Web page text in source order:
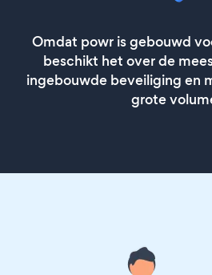
Omdat powr is gebouwd
beschikt het over de
ingebouwde beveiliging en
grote